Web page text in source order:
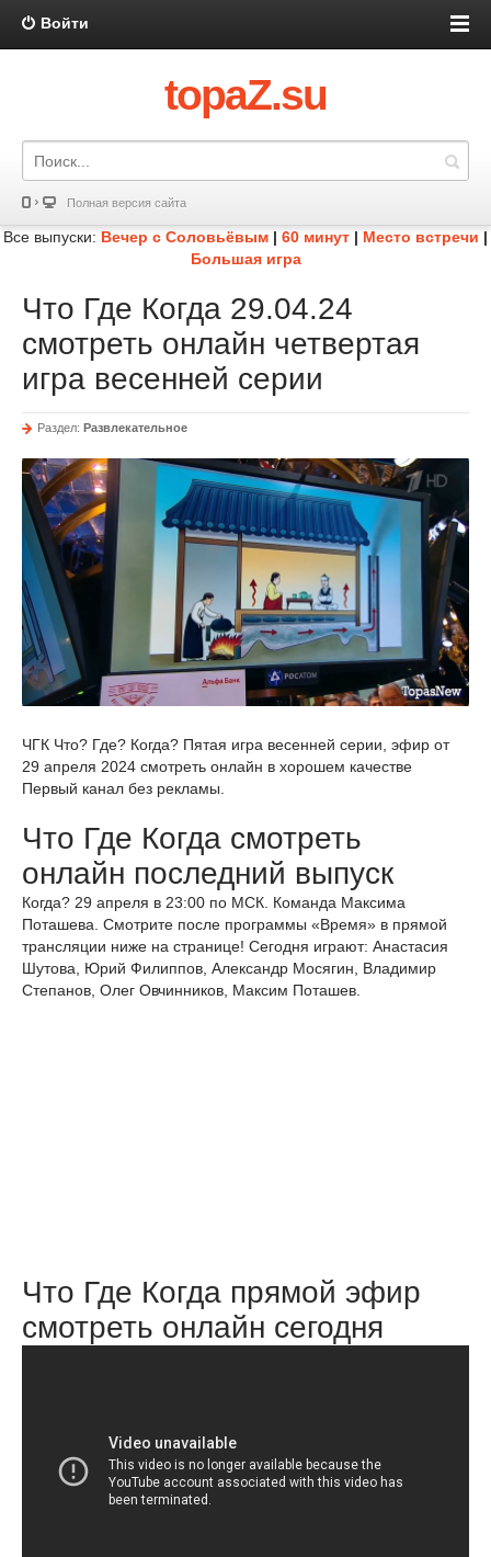
Войти
topaZ.su
Полная версия сайта
Все выпуски: Вечер с Соловьёвым | 60 минут | Место встречи |
Большая игра
Что Где Когда 29.04.24
смотреть онлайн четвертая
игра весенней серии
Раздел: Развлекательное
ЧГК Что? Где? Когда? Пятая игра весенней серии, эфир от
29 апреля 2024 смотреть онлайн в хорошем качестве
Первый канал без рекламы.
Что Где Когда смотреть
онлайн последний выпуск
Когда? 29 апреля в 23:00 по МСК. Команда Максима
Поташева. Смотрите после программы «Время» в прямой
трансляции ниже на странице! Сегодня играют: Анастасия
Шутова, Юрий Филиппов, Александр Мосягин, Владимир
Степанов, Олег Овчинников, Максим Поташев.
Что Где Когда прямой эфир
смотреть онлайн сегодня